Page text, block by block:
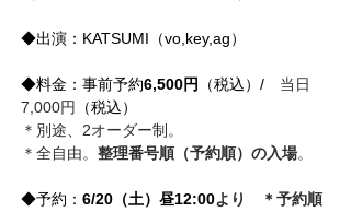
◆出演：KATSUMI（vo,key,ag）
◆料金：事前予約6,500円 （税込）/ 当日
7,000円
（税込）
＊別途、2オーダー制。
＊全自由。 整理番号順（予約順）の入場。
◆予約： 6/20（土）昼12:00より
＊予約順